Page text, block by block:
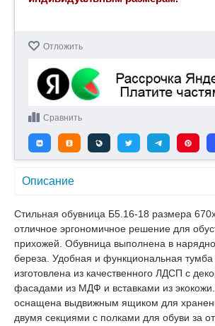
Отложить
Сравнить
Описание
Стильная обувница Б5.16-18 размера
отличное эргономичное решение для
прихожей. Обувница выполнена в
береза. Удобная и функциональная тумба
изготовлена из качественного ЛДСП с
фасадами из МДФ и вставками из
оснащена выдвижным ящиком для
двумя секциями с полками для обуви за